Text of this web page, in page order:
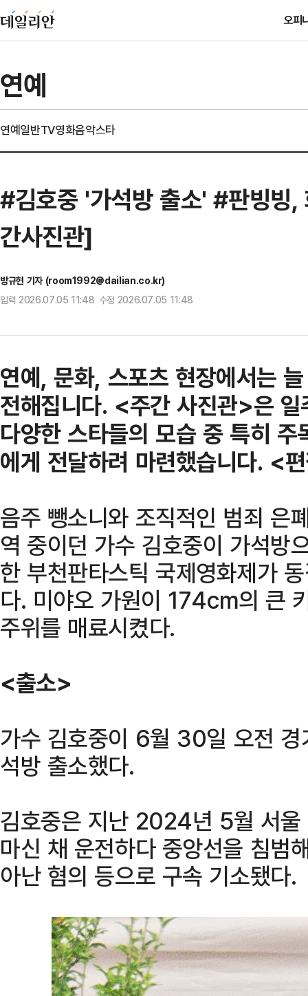
오피
연예
연예일반TV영화음악스타
#김호중 '가석방 출소' #판빙빙
간사진관]
방규현 기자 (room1992@dailian.co.kr)
입력 2026.07.05 11:48 수정 2026.07.05 11:48
연예, 문화, 스포츠 현장에서는
전해집니다. <주간 사진관>은
다양한 스타들의 모습 중 특히
에게 전달하려 마련했습니다. <
음주 뺑소니와 조직적인 범죄 은
역 중이던 가수 김호중이 가석방
한 부천판타스틱 국제영화제가
다. 미야오 가원이 174cm의 큰
주위를 매료시켰다.
<출소>
가수 김호중이 6월 30일 오전
석방 출소했다.
김호중은 지난 2024년 5월 서울
마신 채 운전하다 중앙선을 침범
아난 혐의 등으로 구속 기소됐다.